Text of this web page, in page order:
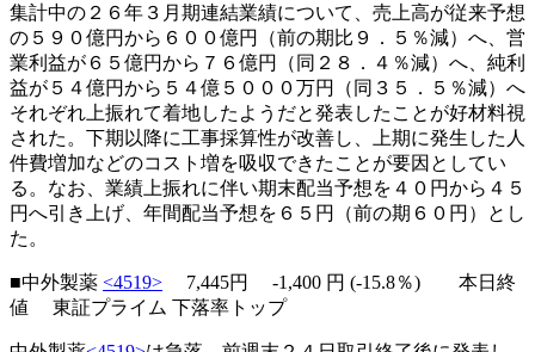
集計中の２６年３月期連結業績について、売上高が従来予想
の５９０億円から６００億円（前の期比９．５％減）へ、営
業利益が６５億円から７６億円（同２８．４％減）へ、純利
益が５４億円から５４億５０００万円（同３５．５％減）へ
それぞれ上振れて着地したようだと発表したことが好材料視
された。下期以降に工事採算性が改善し、上期に発生した人
件費増加などのコスト増を吸収できたことが要因としてい
る。なお、業績上振れに伴い期末配当予想を４０円から４５
円へ引き上げ、年間配当予想を６５円（前の期６０円）とし
た。
■中外製薬 <4519> 7,445円 -1,400 円 (-15.8％) 本日終
値 東証プライム 下落率トップ